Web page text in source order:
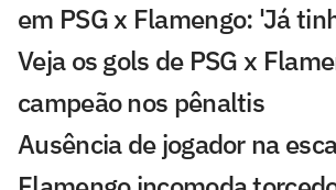
em PSG x Flamengo: 'Já
Veja os gols de PSG x
campeão nos pênaltis
Ausência de jogador na